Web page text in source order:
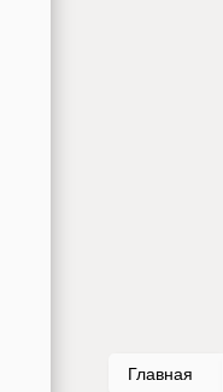
Главная